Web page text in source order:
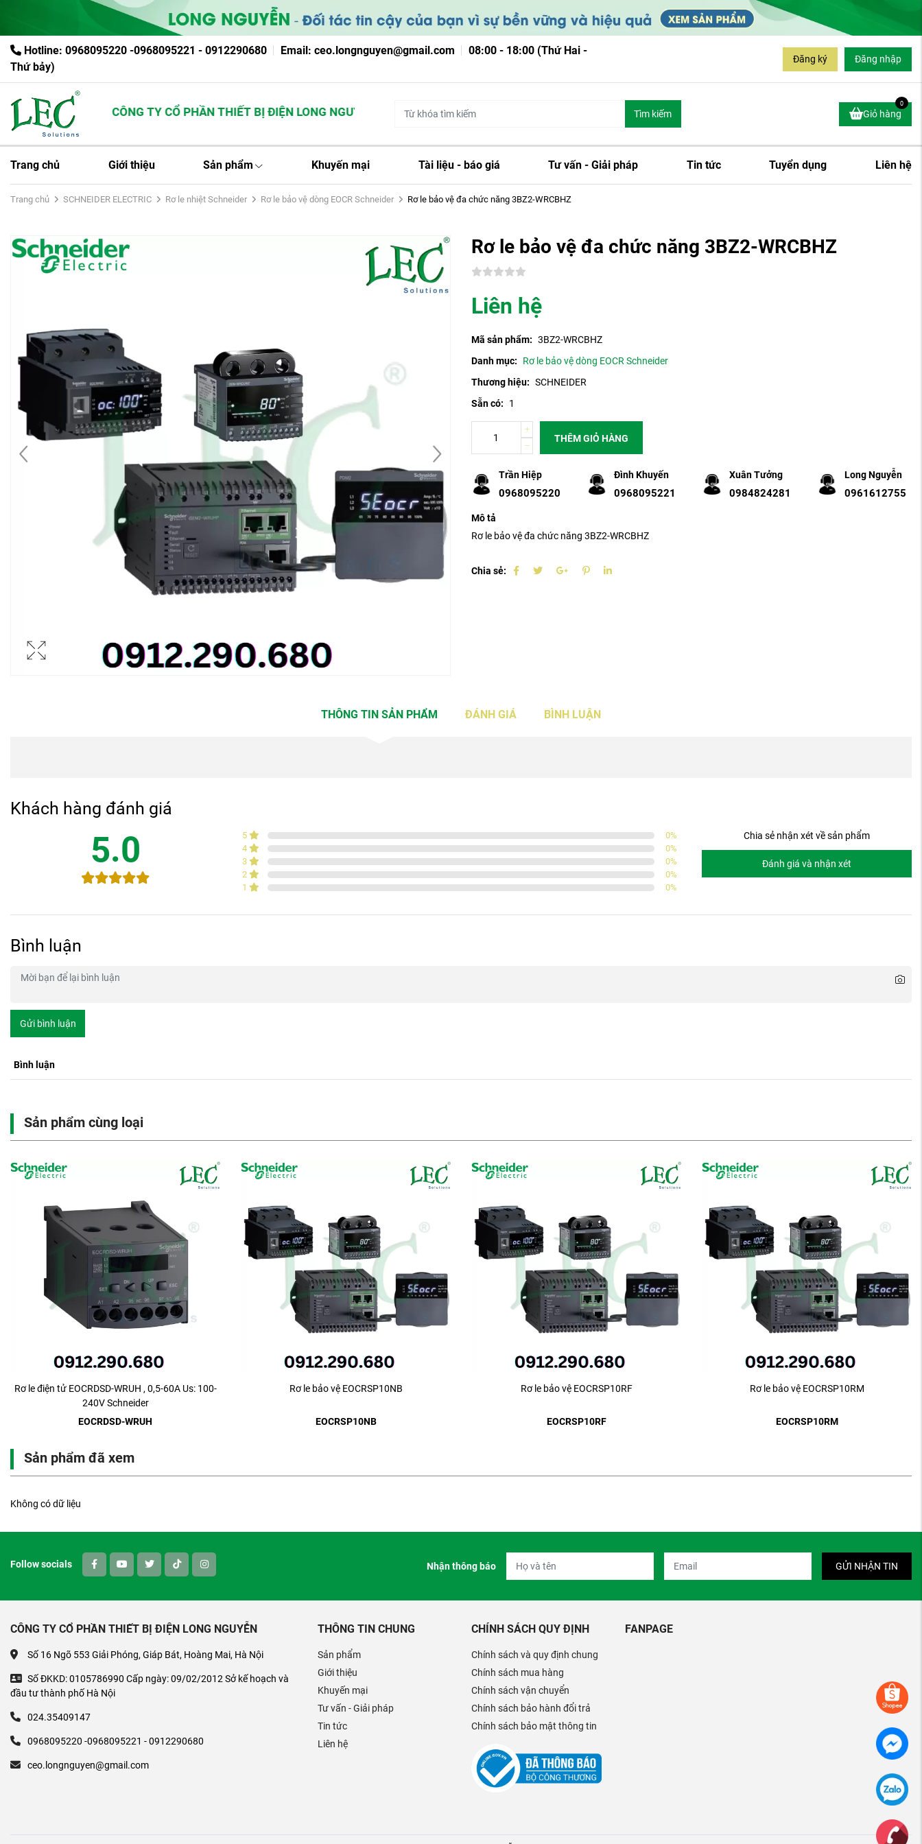
Hotline: 0968095220 -0968095221 - 0912290680 Email: ceo.longnguyen@gmail.com
08:00 - 18:00 (Thứ Hai -
Thứ bảy)
Đăng ký Đăng nhập
CÔNG TY CỔ PHẦN THIẾT BỊ ĐIỆN LONG NGUYỄN Tìm kiếm Giỏ hàng
0
Trang chủ Giới thiệu Sản phẩm Khuyến mại Tài liệu - báo giá Tư vấn - Giải pháp Tin tức Tuyển dụng Liên hệ
Trang chủ SCHNEIDER ELECTRIC Rơ le nhiệt Schneider Rơ le bảo vệ dòng EOCR Schneider Rơ le bảo vệ đa chức năng 3BZ2-WRCBHZ
Rơ le bảo vệ đa chức năng 3BZ2-WRCBHZ
Liên hệ
Mã sản phẩm: 3BZ2-WRCBHZ
Danh mục:
Rơ le bảo vệ dòng EOCR Schneider
Thương hiệu: SCHNEIDER
Sẵn có:
1
THÊM GIỎ HÀNG
Trần Hiệp
0968095220
Đình Khuyến
0968095221
Xuân Tưởng
0984824281
Long Nguyễn
0961612755
Mô tả
Rơ le bảo vệ đa chức năng 3BZ2-WRCBHZ
Chia sẻ:
THÔNG TIN SẢN PHẨM ĐÁNH GIÁ BÌNH LUẬN
Khách hàng đánh giá
5.0 5 0%
4
0%
3
0%
2
0%
1
0%
Chia sẻ nhận xét về sản phẩm
Đánh giá và nhận xét
Bình luận
Gửi bình luận
Bình luận
Sản phẩm cùng loại
Rơ le điện tử EOCRDSD-WRUH , 0,5-60A Us: 100-
240V Schneider
EOCRDSD-WRUH
Rơ le bảo vệ EOCRSP10NB
EOCRSP10NB
Rơ le bảo vệ EOCRSP10RF
EOCRSP10RF
Rơ le bảo vệ EOCRSP10RM
EOCRSP10RM
Sản phẩm đã xem
Không có dữ liệu
Follow socials Nhận thông báo GỬI NHẬN TIN
CÔNG TY CỔ PHẦN THIẾT BỊ ĐIỆN LONG NGUYỄN
Số 16 Ngõ 553 Giải Phóng, Giáp Bát, Hoàng Mai, Hà Nội
Số ĐKKD: 0105786990 Cấp ngày: 09/02/2012 Sở kế hoạch và
đầu tư thành phố Hà Nội
024.35409147
0968095220 -0968095221 - 0912290680
ceo.longnguyen@gmail.com
THÔNG TIN CHUNG
Sản phẩm
Giới thiệu
Khuyến mại
Tư vấn - Giải pháp
Tin tức
Liên hệ
CHÍNH SÁCH QUY ĐỊNH
Chính sách và quy định chung
Chính sách mua hàng
Chính sách vận chuyển
Chính sách bảo hành đổi trả
Chính sách bảo mật thông tin
FANPAGE